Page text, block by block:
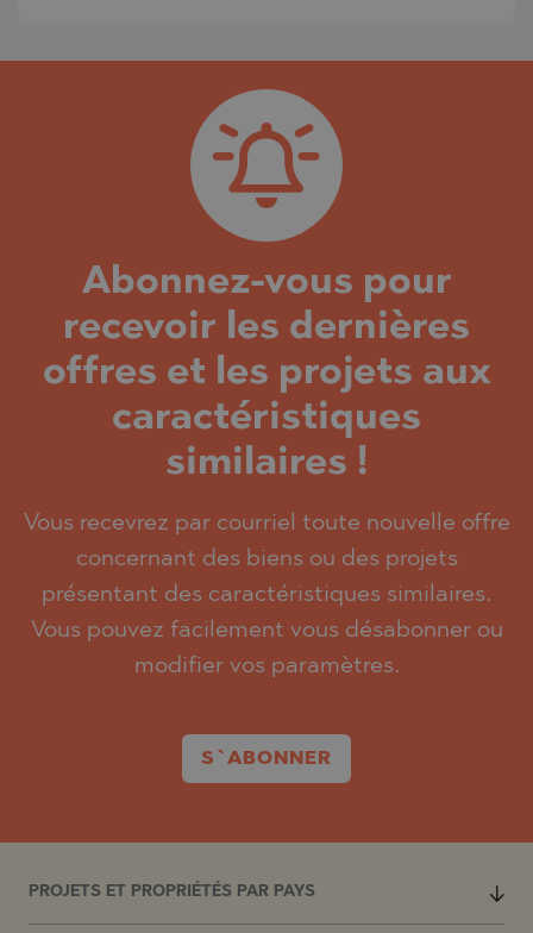
Abonnez-vous pour
recevoir les dernières
offres et les projets aux
caractéristiques
similaires !
Vous recevrez par courriel toute nouvelle offre
concernant des biens ou des projets
présentant des caractéristiques similaires.
Vous pouvez facilement vous désabonner ou
modifier vos paramètres.
S`ABONNER
PROJETS ET PROPRIÉTÉS PAR PAYS